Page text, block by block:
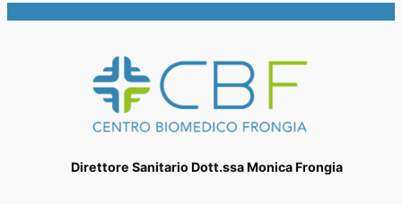
Direttore Sanitario Dott.ssa Monica Frongia